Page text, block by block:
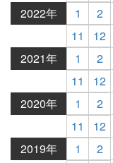
2022年
1 2
11
12
2021年
1 2
11
12
2020年
1 2
11
12
2019年
1 2